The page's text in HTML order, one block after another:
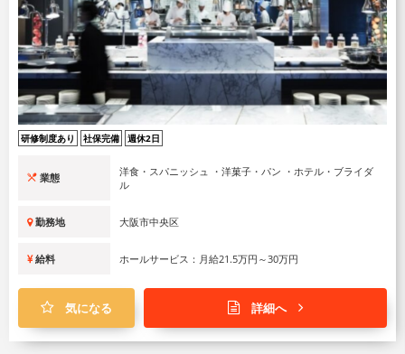
研修制度あり 社保完備 週休2日
業態
洋食・スパニッシュ ・洋菓子・パン ・ホテル・ブライダ
ル
勤務地 大阪市中央区
給料 ホールサービス：月給21.5万円～30万円
気になる 詳細へ